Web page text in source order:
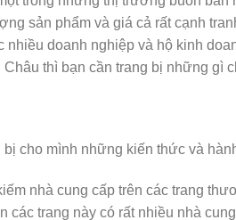
sản phẩm và giá cả rất cạnh
doanh nghiệp và hộ kinh
thì bạn cần trang bị những gì
cho mình những kiến thức và
nhà cung cấp trên các trang
trang này có rất nhiều nhà